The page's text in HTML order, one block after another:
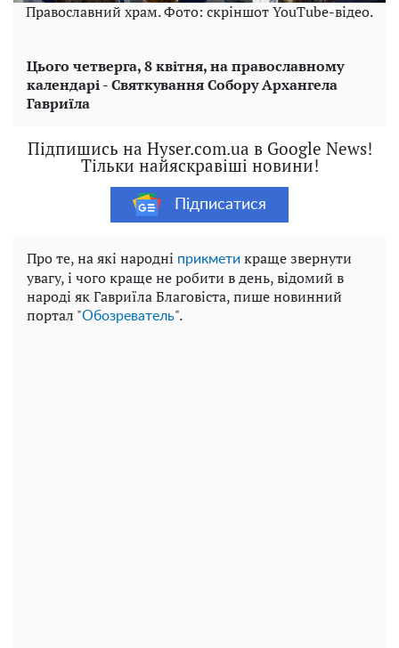
Православний храм. Фото: скріншот YouTube-відео.
Цього четверга, 8 квітня, на православному
календарі - Святкування Собору Архангела
Гавриїла
Підпишись на Hyser.com.ua в Google News!
Тільки найяскравіші новини!
Підписатися
Про те, на які народні прикмети краще звернути
увагу, і чого краще не робити в день, відомий в
народі як Гавриїла Благовіста, пише новинний
портал "Обозреватель".